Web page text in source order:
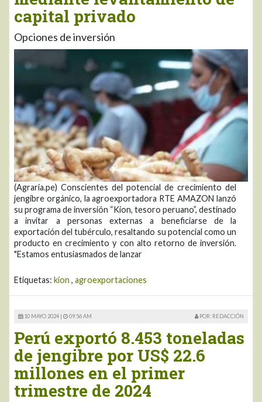
capital privado
Opciones de inversión
(Agraria.pe) Conscientes del potencial de crecimiento del
jengibre orgánico, la agroexportadora RTE AMAZON lanzó
su programa de inversión “Kion, tesoro peruano”, destinado
a invitar a personas externas a beneficiarse de la
exportación del tubérculo, resaltando su potencial como un
producto en crecimiento y con alto retorno de inversión.
"Estamos entusiasmados de lanzar
Etiquetas: kion , agroexportaciones
10 MAYO 2024 | 09:56 AM POR: REDACCIÓN
Perú exportó 8.453 toneladas
de jengibre por US$ 22.6
millones en el primer
trimestre de 2024